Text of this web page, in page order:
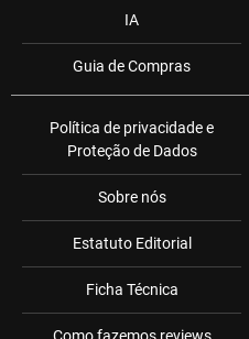
IA
Guia de Compras
Política de privacidade e
Proteção de Dados
Sobre nós
Estatuto Editorial
Ficha Técnica